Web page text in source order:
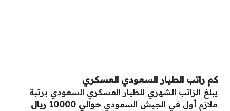
كم راتب الطيار السعودي العسكري
يبلغ الرَاتب الشهري للطيار العسكري السعودي برتبة
ملازم أول في الجيش السعودي
حوالي 10000 ريال